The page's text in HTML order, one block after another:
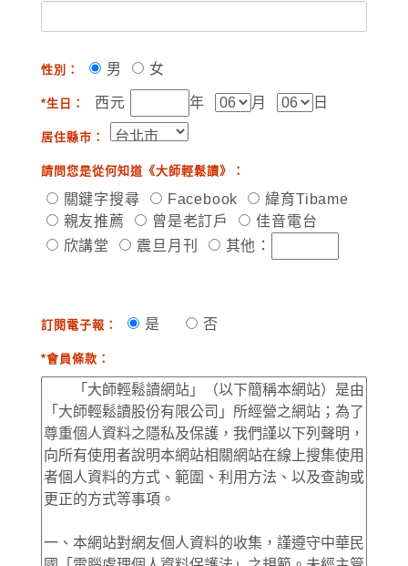
性別： 男 女
*生日： 西元 年 月 日
居住縣市：
請問您是從何知道《大師輕鬆讀》：
關鍵字搜尋 Facebook
緯育Tibame
親友推薦
曾是老訂戶
佳音電台
欣講堂
震旦月刊 其他：
訂閱電子報： 是 否
*會員條款：